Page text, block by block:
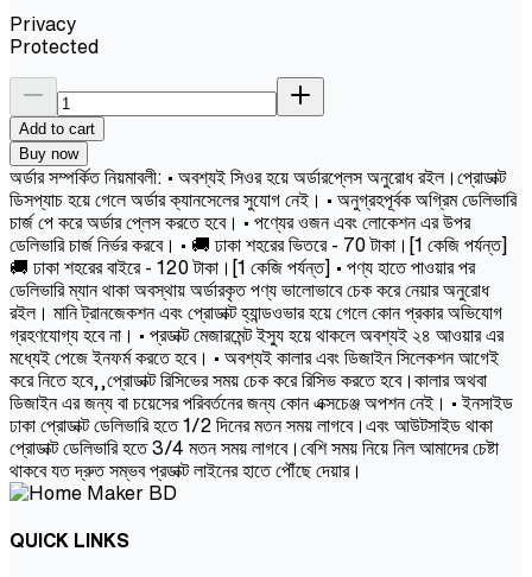
Privacy
Protected
Add to cart
Buy now
অর্ডার সম্পর্কিত নিয়মাবলী: • অবশ্যই সিওর হয়ে অর্ডারপ্লেস অনুরোধ রইল।প্রোডাক্ট
ডিসপ্যাচ হয়ে গেলে অর্ডার ক্যানসেলের সুযোগ নেই। • অনুগ্রহপূর্বক অগ্রিম ডেলিভারি
চার্জ পে করে অর্ডার প্লেস করতে হবে। • পণ্যের ওজন এবং লোকেশন এর উপর
ডেলিভারি চার্জ নির্ভর করবে। • 🚚 ঢাকা শহরের ভিতরে - 70 টাকা।[1 কেজি পর্যন্ত]
🚚 ঢাকা শহরের বাইরে - 120 টাকা।[1 কেজি পর্যন্ত] • পণ্য হাতে পাওয়ার পর
ডেলিভারি ম্যান থাকা অবস্থায় অর্ডারকৃত পণ্য ভালোভাবে চেক করে নেয়ার অনুরোধ
রইল। মানি ট্রানজেকশন এবং প্রোডাক্ট হ্যান্ডওভার হয়ে গেলে কোন প্রকার অভিযোগ
গ্রহণযোগ্য হবে না। • প্রডাক্ট মেজারমেন্ট ইস্যু হয়ে থাকলে অবশ্যই ২৪ আওয়ার এর
মধ্যেই পেজে ইনফর্ম করতে হবে। • অবশ্যই কালার এবং ডিজাইন সিলেকশন আগেই
করে নিতে হবে,,প্রোডাক্ট রিসিভের সময় চেক করে রিসিভ করতে হবে।কালার অথবা
ডিজাইন এর জন্য বা চয়েসের পরিবর্তনের জন্য কোন এক্সচেঞ্জ অপশন নেই। • ইনসাইড
ঢাকা প্রোডাক্ট ডেলিভারি হতে 1/2 দিনের মতন সময় লাগবে।এবং আউটসাইড থাকা
প্রোডাক্ট ডেলিভারি হতে 3/4 মতন সময় লাগবে।বেশি সময় নিয়ে নিল আমাদের চেষ্টা
থাকবে যত দ্রুত সম্ভব প্রডাক্ট লাইনের হাতে পৌঁছে দেয়ার।
QUICK LINKS